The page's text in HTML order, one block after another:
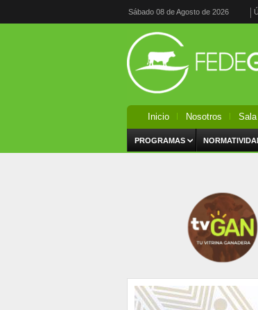
Sábado 08 de Agosto de 2026
Inicio Nosotros
PROGRAMAS